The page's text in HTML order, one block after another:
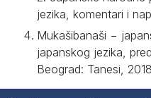
jezika, komentari i
Mukašibanaši −
japanskog jezika,
Beograd: Tanesi,